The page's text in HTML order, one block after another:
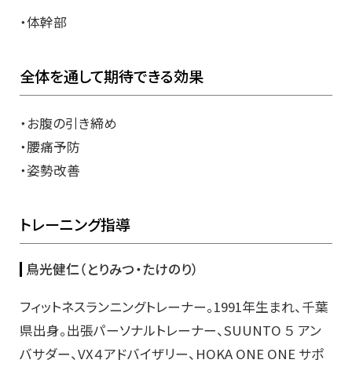
・体幹部
全体を通して期待できる効果
・お腹の引き締め
・腰痛予防
・姿勢改善
トレーニング指導
鳥光健仁（とりみつ・たけのり）
フィットネスランニングトレーナー。1991年生まれ、千葉
県出身。出張パーソナルトレーナー、SUUNTO ５ アン
バサダー、VX４アドバイザリー、HOKA ONE ONE サポ